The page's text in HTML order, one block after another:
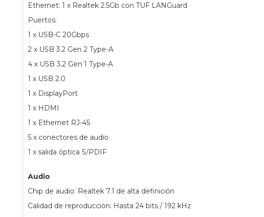
Ethernet: 1 x Realtek 2.5Gb con TUF LANGuard
Puertos:
1 x USB-C 20Gbps
2 x USB 3.2 Gen 2 Type-A
4 x USB 3.2 Gen 1 Type-A
1 x USB 2.0
1 x DisplayPort
1 x HDMI
1 x Ethernet RJ-45
5 x conectores de audio
1 x salida óptica S/PDIF
Audio
Chip de audio: Realtek 7.1 de alta definición
Calidad de reproducción: Hasta 24 bits / 192 kHz